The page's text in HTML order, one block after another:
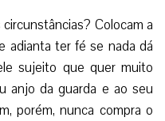
Colocam a
adianta ter fé se nada dá
sujeito que quer muito
anjo da guarda e ao seu
porém, nunca compra o